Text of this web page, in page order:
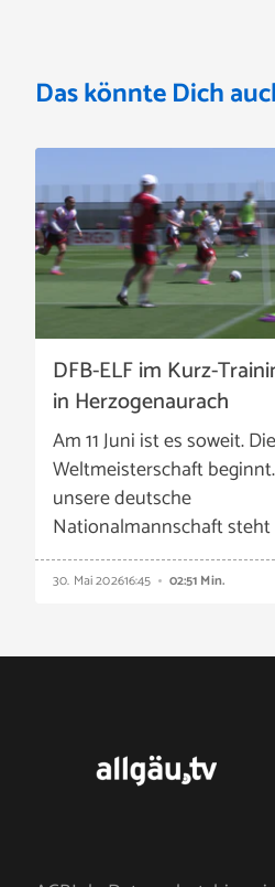
Das könnte Dich
DFB-ELF im Kurz-
in Herzogenaurach
Am 11 Juni ist es soweit.
Weltmeisterschaft
unsere deutsche
Nationalmannschaft
30. Mai 202616:45 02:51 Min.